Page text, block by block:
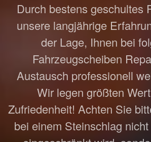
Durch bestens geschultes
unsere langjährige
der Lage, Ihnen bei
Fahrzeugscheiben
Austausch professionell
Wir legen größten
Zufriedenheit! Achten Sie
bei einem Steinschlag